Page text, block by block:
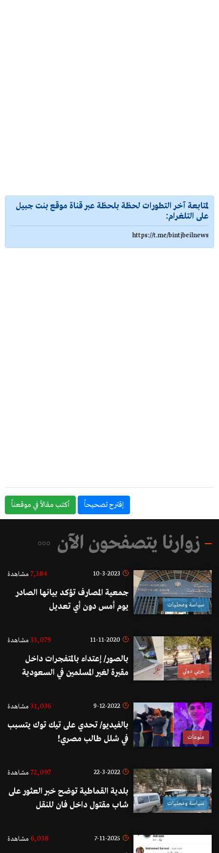
لمتابعة آخر التطورات لحظة بلحظة عبر قناة موقع بنت جبيل
على التلغرام:
https://t.me/bintjbeilnews
إقترح تصحيحاً أكتب مقالاً في موقعناً
زوارنا يتصفحون الآن
سياسة ومحليات
10-3-2023
7,384 مشاهدة
جمعية المصارف تؤكد بيانها الصادر
يوم أمس دون أي تعديل
عربي دولي
11-11-2020
33,079 مشاهدة
بالصور/ إعتداء بالمتفجرات داخل
مقبرة لغير المسلمين في السعودية
منوعات
9-12-2022
31,036 مشاهدة
بالفيديو/ تحدي على تيك توك يتسبب
في شلل طالب مصري!
سياسة ومحليات
22-3-2022
72,097 مشاهدة
بلدية القماطية توضح خبر العثور على
شاب مقتول داخل فان للنقل
7-11-2025
6,038 مشاهدة